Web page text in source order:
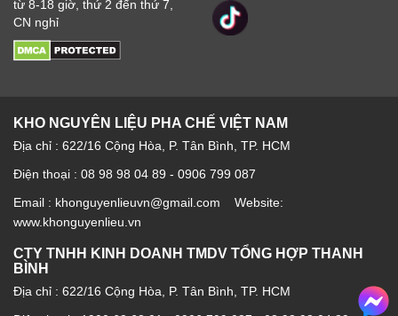
từ 8-18 giờ, thứ 2 đến thứ 7,
CN nghỉ
KHO NGUYÊN LIỆU PHA CHẾ VIỆT NAM
Địa chỉ : 622/16 Cộng Hòa, P. Tân Bình, TP. HCM
Điện thoại : 08 98 98 04 89 - 0906 799 087
Email : khonguyenlieuvn@gmail.com Website:
www.khonguyenlieu.vn
CTY TNHH KINH DOANH TMDV TỔNG HỢP THANH
BÌNH
Địa chỉ : 622/16 Cộng Hòa, P. Tân Bình, TP. HCM